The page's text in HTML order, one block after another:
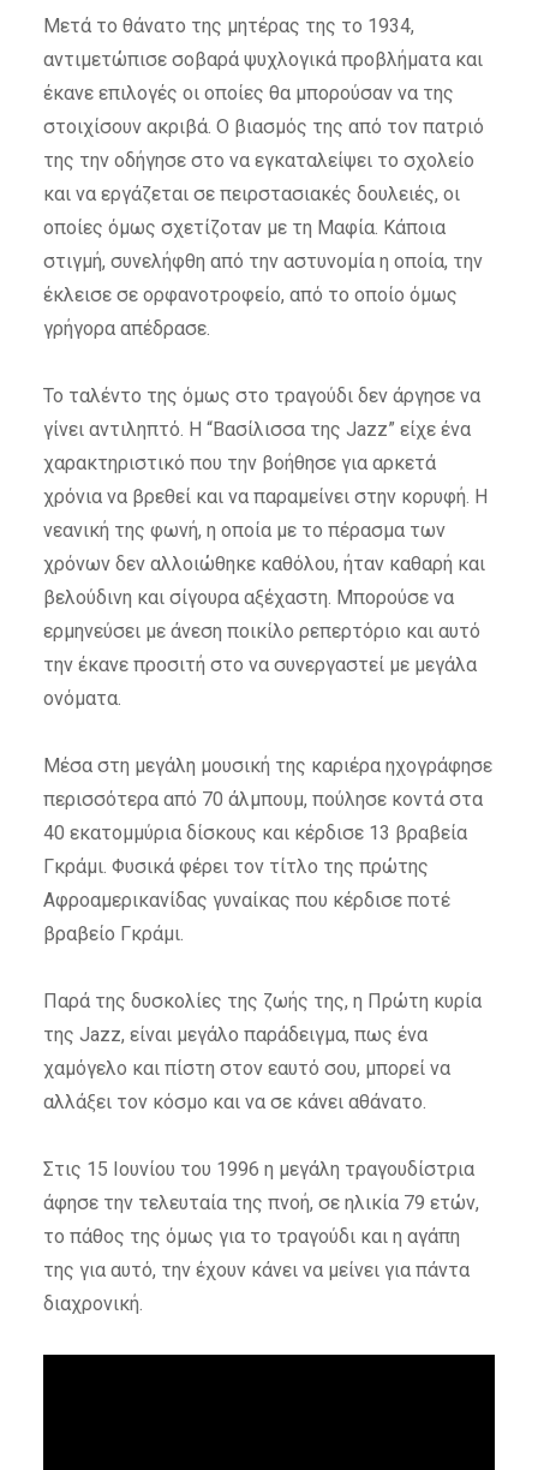
Μετά το θάνατο της μητέρας της το 1934,
αντιμετώπισε σοβαρά ψυχλογικά προβλήματα και
έκανε επιλογές οι οποίες θα μπορούσαν να της
στοιχίσουν ακριβά. Ο βιασμός της από τον πατριό
της την οδήγησε στο να εγκαταλείψει το σχολείο
και να εργάζεται σε πειρστασιακές δουλειές, οι
οποίες όμως σχετίζοταν με τη Μαφία. Κάποια
στιγμή, συνελήφθη από την αστυνομία η οποία, την
έκλεισε σε ορφανοτροφείο, από το οποίο όμως
γρήγορα απέδρασε.
Το ταλέντο της όμως στο τραγούδι δεν άργησε να
γίνει αντιληπτό. Η “Βασίλισσα της Jazz” είχε ένα
χαρακτηριστικό που την βοήθησε για αρκετά
χρόνια να βρεθεί και να παραμείνει στην κορυφή. Η
νεανική της φωνή, η οποία με το πέρασμα των
χρόνων δεν αλλοιώθηκε καθόλου, ήταν καθαρή και
βελούδινη και σίγουρα αξέχαστη. Μπορούσε να
ερμηνεύσει με άνεση ποικίλο ρεπερτόριο και αυτό
την έκανε προσιτή στο να συνεργαστεί με μεγάλα
ονόματα.
Μέσα στη μεγάλη μουσική της καριέρα ηχογράφησε
περισσότερα από 70 άλμπουμ, πούλησε κοντά στα
40 εκατομμύρια δίσκους και κέρδισε 13 βραβεία
Γκράμι. Φυσικά φέρει τον τίτλο της πρώτης
Αφροαμερικανίδας γυναίκας που κέρδισε ποτέ
βραβείο Γκράμι.
Παρά της δυσκολίες της ζωής της, η Πρώτη κυρία
της Jazz, είναι μεγάλο παράδειγμα, πως ένα
χαμόγελο και πίστη στον εαυτό σου, μπορεί να
αλλάξει τον κόσμο και να σε κάνει αθάνατο.
Στις 15 Ιουνίου του 1996 η μεγάλη τραγουδίστρια
άφησε την τελευταία της πνοή, σε ηλικία 79 ετών,
το πάθος της όμως για το τραγούδι και η αγάπη
της για αυτό, την έχουν κάνει να μείνει για πάντα
διαχρονική.